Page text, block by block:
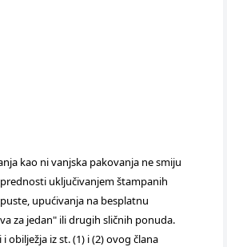
kao ni vanjska pakovanja ne smiju
uključivanjem štampanih
upućivanja na besplatnu
za jedan" ili drugih sličnih ponuda.
obilježja iz st. (1) i (2) ovog člana